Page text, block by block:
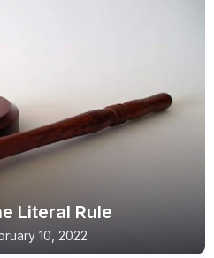
Literal Rule
10, 2022